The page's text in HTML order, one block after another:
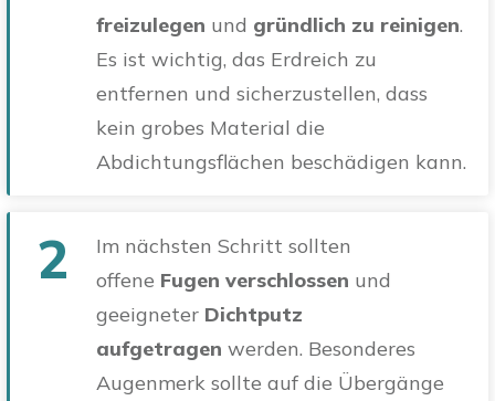
freizulegen und gründlich zu reinigen.
Es ist wichtig, das Erdreich zu
entfernen und sicherzustellen, dass
kein grobes Material die
Abdichtungsflächen beschädigen kann.
2
Im nächsten Schritt sollten
offene Fugen verschlossen und
geeigneter Dichtputz
aufgetragenwerden. Besonderes
Augenmerk sollte auf die Übergänge